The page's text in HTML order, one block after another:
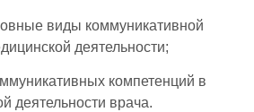
виды коммуникативной
деятельности;
компетенций в
деятельности врача.